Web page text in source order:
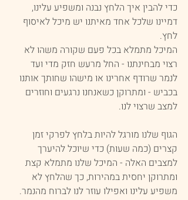
כדי להבין איך הלחץ נבנה ומשפיע עלינו,
דמיינו שלכל אחד מאיתנו יש מיכל לאיסוף
לחץ.
המיכל מתמלא בכל פעם שקורה משהו לא
רצוי מבחינתנו - החל מרעש חזק מדי ועד
לנמר שרודף אחרינו או מישהו שחותך אותנו
בכביש - ומתרוקן כשאנחנו נרגעים וחוזרים
למצב שרצוי לנו.
הגוף שלנו מורגל להיות בלחץ לפרקי זמן
קצרים (כמה שעות) כדי שיוכל להיערך
למצבים האלה - המיכל שלנו מתמלא קצת
ומתרוקן יחסית במהירות, כך שהלחץ לא
משפיע עלינו ואפילו עוזר לנו לברוח מהנמר.